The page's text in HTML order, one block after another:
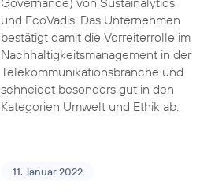
und EcoVadis. Das Unternehmen
bestätigt damit die Vorreiterrolle im
Nachhaltigkeitsmanagement in der
Telekommunikationsbranche und
schneidet besonders gut in den
Kategorien Umwelt und Ethik ab.
11. Januar 2022